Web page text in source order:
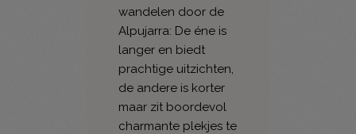
wandelen door de
Alpujarra: De éne is
langer en biedt
prachtige uitzichten,
de andere is korter
maar zit boordevol
charmante plekjes te